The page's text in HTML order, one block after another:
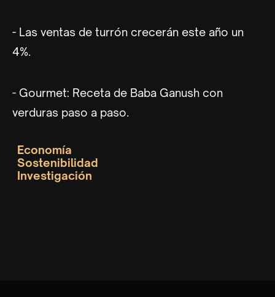
- Las ventas de turrón crecerán este año un
4%.
- Gourmet: Receta de Baba Ganush con
verduras paso a paso.
Economía
Sostenibilidad
Investigación